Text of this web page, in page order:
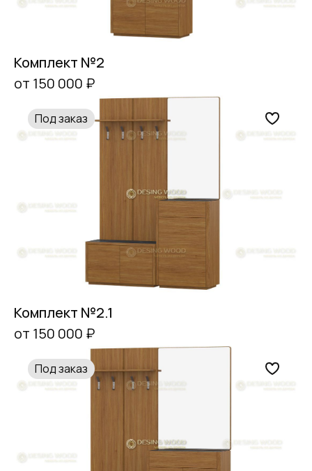
Комплект №2
от 150 000 ₽
Под заказ
Комплект №2.1
от 150 000 ₽
Под заказ